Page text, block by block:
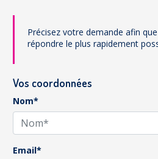
Précisez votre demande afin
répondre le plus rapidement
Vos coordonnées
Nom*
Email*